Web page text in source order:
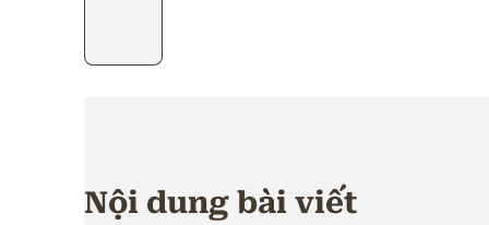
Nội dung bài viết